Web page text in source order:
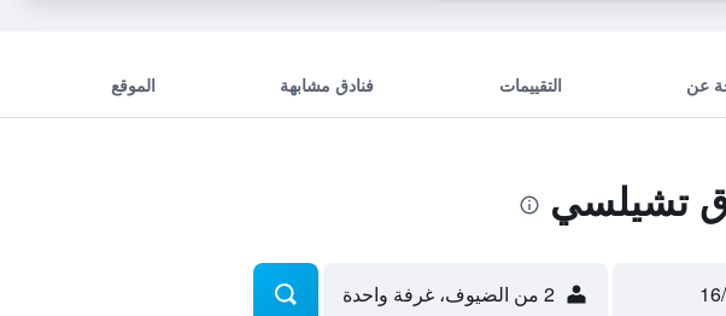
عن التقييمات فنادق مشابهة الموقع
تشيلسي
2 من الضيوف، غرفة واحدة